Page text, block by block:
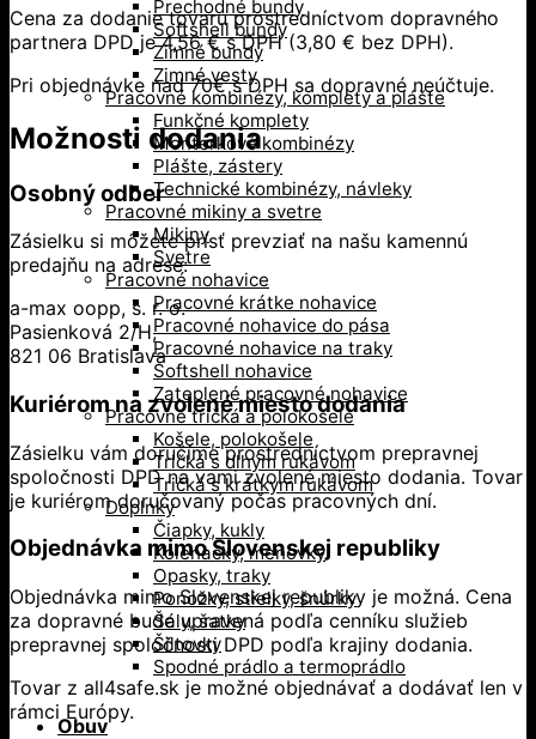
Prechodné bundy
Softshell bundy
Zimné bundy
Zimné vesty
Pracovné kombinézy, komplety a plášte
Funkčné komplety
Monterkové kombinézy
Plášte, zástery
Technické kombinézy, návleky
Pracovné mikiny a svetre
Mikiny
Svetre
Pracovné nohavice
Pracovné krátke nohavice
Pracovné nohavice do pása
Pracovné nohavice na traky
Softshell nohavice
Zateplené pracovné nohavice
Pracovné tričká a polokošele
Košele, polokošele
Tričká s dlhým rukávom
Tričká s krátkym rukávom
Doplnky
Čiapky, kukly
Kolenačky, menovky
Opasky, traky
Ponožky, stielky, šnúrky
Šály, šatky
Šiltovky
Spodné prádlo a termoprádlo
Obuv
Cena za dodanie tovaru prostredníctvom dopravného
partnera DPD je 4,56 € s DPH (3,80 € bez DPH).
Pri objednávke nad 70€ s DPH sa dopravné neúčtuje.
Možnosti dodania
Osobný odber
Zásielku si môžete prísť prevziať na našu kamennú
predajňu na adrese:
a-max oopp, s. r. o.
Pasienková 2/H,
821 06 Bratislava
Kuriérom na zvolené miesto dodania
Zásielku vám doručíme prostredníctvom prepravnej
spoločnosti DPD na vami zvolené miesto dodania. Tovar
je kuriérom doručovaný počas pracovných dní.
Objednávka mimo Slovenskej republiky
Objednávka mimo Slovenskej republiky je možná. Cena
za dopravné bude upravená podľa cenníku služieb
prepravnej spoločnosti DPD podľa krajiny dodania.
Tovar z all4safe.sk je možné objednávať a dodávať len v
rámci Európy.